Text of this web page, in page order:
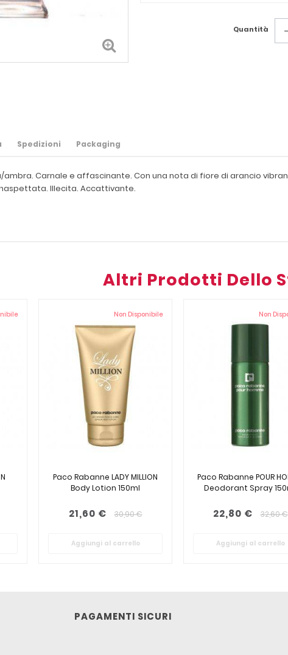
Quantità
Spedizioni Packaging
Carnale e affascinante. Con una nota di fiore di arancio
Illecita. Accattivante.
Altri Prodotti Dello
Non Disponibile
Paco Rabanne LADY MILLION
Body Lotion 150ml
21,60 € 30,90 €
Aggiungi al carrello
Non
Paco Rabanne POUR
Deodorant Spray
22,80 € 32,60 €
Aggiungi al carrello
PAGAMENTI SICURI